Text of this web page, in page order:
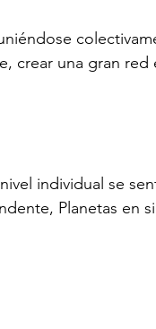
crear una gran red
individual se
Planetas en